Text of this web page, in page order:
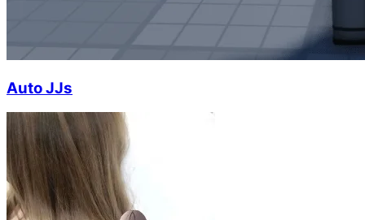
Auto JJs